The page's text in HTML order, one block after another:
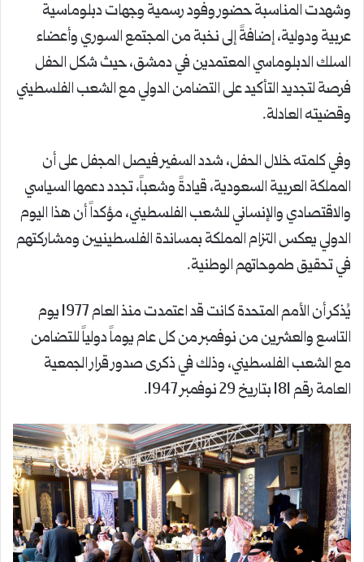
وشهدت المناسبة حضور وفود رسمية وجهات دبلوماسية
عربية ودولية، إضافةً إلى نخبة من المجتمع السوري وأعضاء
السلك الدبلوماسي المعتمدين في دمشق، حيث شكل الحفل
فرصة لتجديد التأكيد على التضامن الدولي مع الشعب الفلسطيني
وقضيته العادلة.
وفي كلمته خلال الحفل، شدد السفير فيصل المجفل على أن
المملكة العربية السعودية، قيادةً وشعباً، تجدد دعمها السياسي
والاقتصادي والإنساني للشعب الفلسطيني، مؤكداً أن هذا اليوم
الدولي يعكس التزام المملكة بمساندة الفلسطينيين ومشاركتهم
في تحقيق طموحاتهم الوطنية.
يُذكر أن الأمم المتحدة كانت قد اعتمدت منذ العام 1977 يوم
التاسع والعشرين من نوفمبر من كل عام يوماً دولياً للتضامن
مع الشعب الفلسطيني، وذلك في ذكرى صدور قرار الجمعية
العامة رقم 181 بتاريخ 29 نوفمبر 1947.